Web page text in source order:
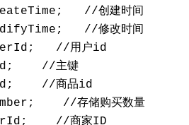
//创建时间
//修改时间
//用户id
//主键
//商品id
//存储购买数量
//商家ID